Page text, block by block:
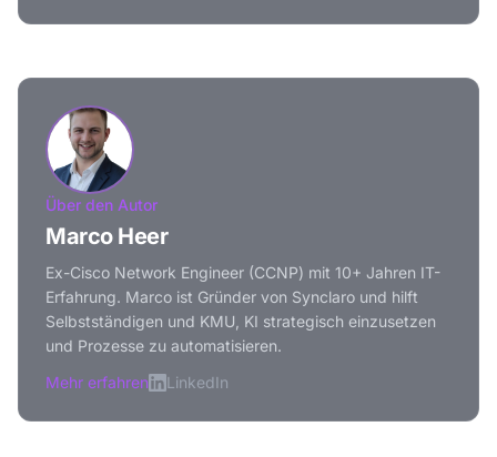
Über den Autor
Marco Heer
Ex-Cisco Network Engineer (CCNP) mit 10+ Jahren IT-
Erfahrung. Marco ist Gründer von Synclaro und hilft
Selbstständigen und KMU, KI strategisch einzusetzen
und Prozesse zu automatisieren.
Mehr erfahren
LinkedIn